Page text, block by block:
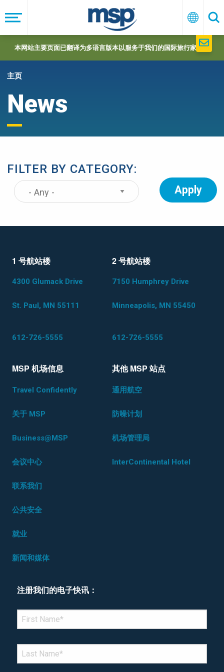
to
main
navigation
菜
单
中
文
搜
索
本网站主要页面已翻译为多语言版本以服务于我们的国际旅行家们。
主页
News
FILTER BY CATEGORY:
1 号航站楼
4300 Glumack Drive
St. Paul, MN 55111
612-726-5555
2 号航站楼
7150 Humphrey Drive
Minneapolis, MN 55450
612-726-5555
MSP 机场信息
Travel Confidently
关于 MSP
Business@MSP
会议中心
联系我们
公共安全
就业
新闻和媒体
其他 MSP 站点
通用航空
防噪计划
机场管理局
InterContinental Hotel
注册我们的电子快讯：
*Denotes required field
FIRST NAME
LAST NAME*